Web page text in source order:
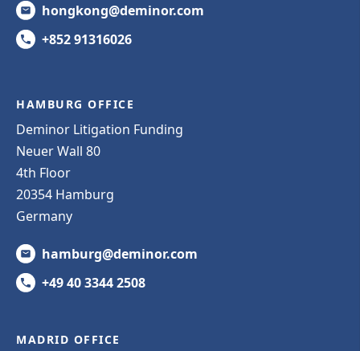
hongkong@deminor.com
+852 91316026
HAMBURG OFFICE
Deminor Litigation Funding
Neuer Wall 80
4th Floor
20354 Hamburg
Germany
hamburg@deminor.com
+49 40 3344 2508
MADRID OFFICE